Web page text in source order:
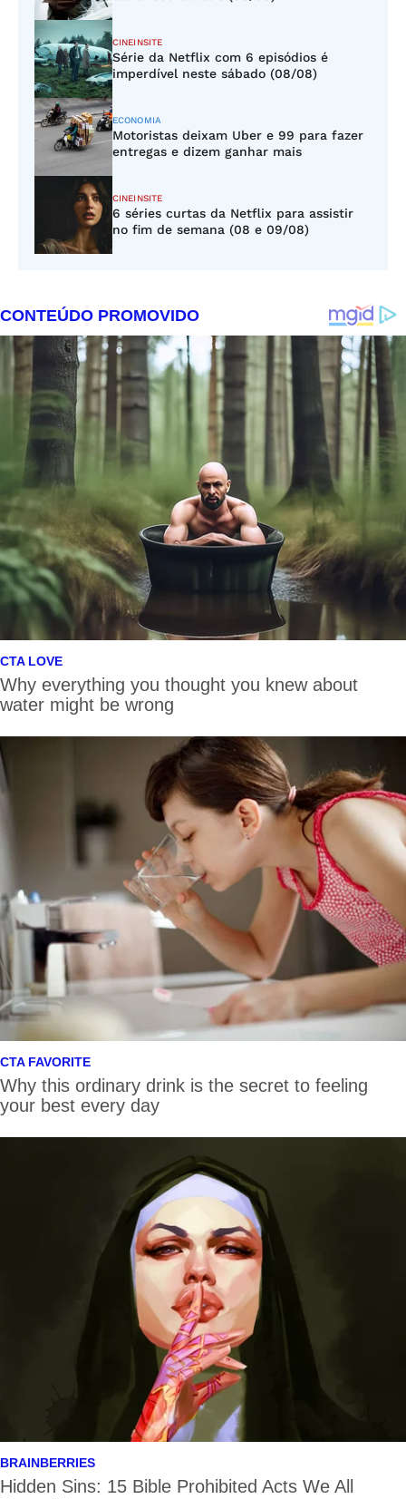
CINEINSITE
Série da Netflix com 6 episódios é
imperdível neste sábado (08/08)
ECONOMIA
Motoristas deixam Uber e 99 para fazer
entregas e dizem ganhar mais
CINEINSITE
6 séries curtas da Netflix para assistir
no fim de semana (08 e 09/08)